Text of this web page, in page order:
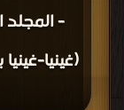
- المجلد
(غينيا-